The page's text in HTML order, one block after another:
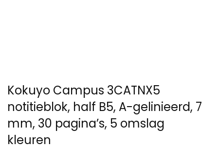
Kokuyo Campus 3CATNX5
notitieblok, half B5, A-gelinieerd, 7
mm, 30 pagina’s, 5 omslag
kleuren